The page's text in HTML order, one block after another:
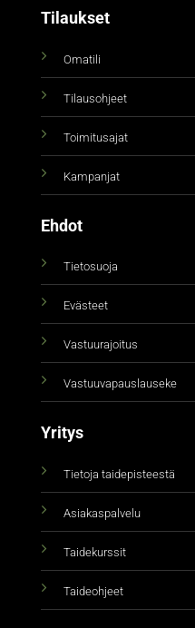
Tilaukset
Omatili
Tilausohjeet
Toimitusajat
Kampanjat
Ehdot
Tietosuoja
Evästeet
Vastuurajoitus
Vastuuvapauslauseke
Yritys
Tietoja taidepisteestä
Asiakaspalvelu
Taidekurssit
Taideohjeet